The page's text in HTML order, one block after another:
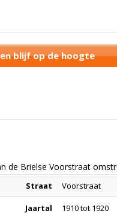
en blijf op de hoogte
de Brielse Voorstraat
Straat Voorstraat
Jaartal 1910 tot 1920